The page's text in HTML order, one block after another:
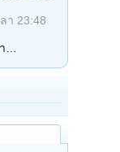
า 23:48
…